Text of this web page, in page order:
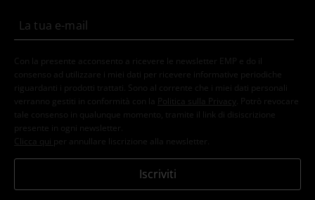
Con la presente acconsento a ricevere le newsletter EMP e do il
consenso ad utilizzare i miei dati per ricevere informative periodiche
riguardanti i prodotti trattati. Sono al corrente che i miei dati personali
verranno gestiti in conformità con la
Politica sulla Privacy
. Potrò revocare
tale consenso in qualunque momento, tramite il link di disiscrizione
presente in ogni newsletter.
Clicca qui per annullare liscrizione alla newsletter.
Iscriviti